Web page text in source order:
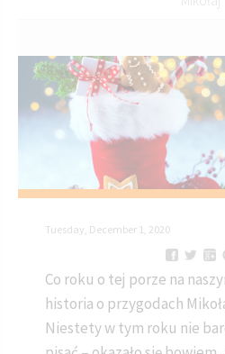
Tuesday, December 1, 2020
Co roku o tej porze na
historia o przygodach
Niestety w tym roku nie